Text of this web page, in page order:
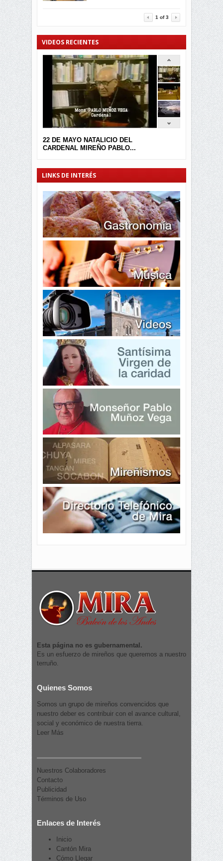
1 of3
VIDEOS RECIENTES
22 DE MAYO NATALICIO DEL
CARDENAL MIREÑO PABLO...
LINKS DE INTERÉS
Esta página no es gubernamental.
Es un esfuerzo de mireños que queremos a nuestro
terruño.
Quienes Somos
Somos un grupo de mireños convencidos que
nuestro deber es contribuir con el avance cultural,
social y económico de nuestra tierra.
Leer Más
Nuestros Colaboradores
Contacto
Publicidad
Términos de Uso
Enlaces de Interés
Inicio
Cantón Mira
Cómo Llegar